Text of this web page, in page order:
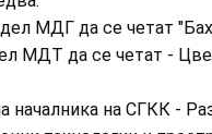
МДГ да се четат
МДТ да се четат -
на СГКК -